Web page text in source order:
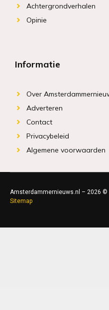
Achtergrondverhalen
Opinie
Informatie
Over
Adverteren
Contact
Privacybeleid
Algemene voorwaarden
Amsterdammernieuws.nl – 2026
Sitemap